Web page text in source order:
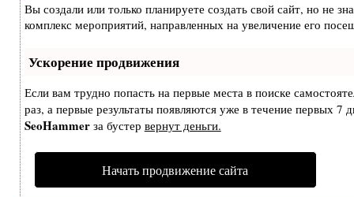
Вы создали или только планируете создать свой сайт, но не
комплекс мероприятий, направленных на увеличение его
Ускорение продвижения
Если вам трудно попасть на первые места в поиске
раз, а первые результаты появляются уже в течение первых
SeoHammerза бустер вернут деньги.
Начать продвижение сайта